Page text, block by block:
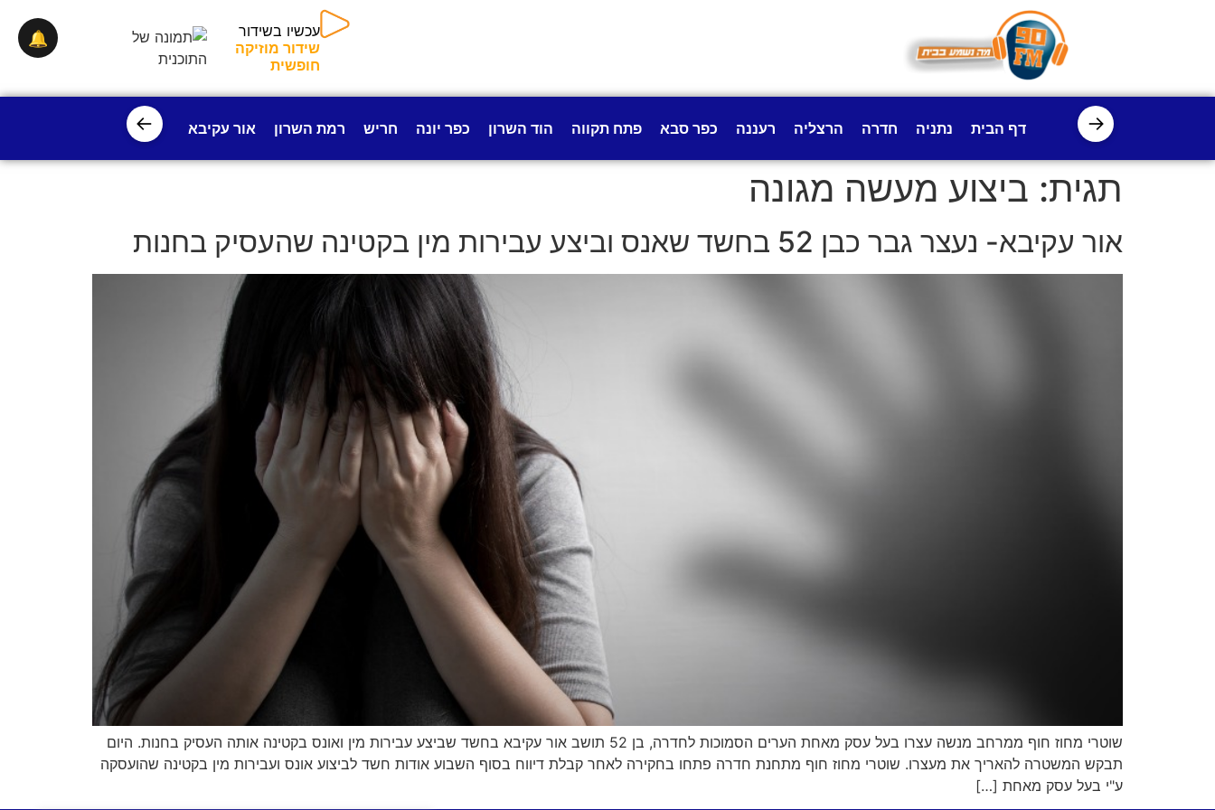
עכשיו בשידור
שידור מוזיקה
חופשית
→ דף הבית נתניה חדרה הרצליה רעננה כפר סבא פתח תקווה הוד השרון כפר יונה חריש רמת השרון אור עקיבא פרדס חנה
←
תגית: ביצוע מעשה מגונה
אור עקיבא- נעצר גבר כבן 52 בחשד שאנס וביצע עבירות מין בקטינה שהעסיק בחנות
שוטרי מחוז חוף ממרחב מנשה עצרו בעל עסק מאחת הערים הסמוכות לחדרה, בן 52 תושב אור עקיבא בחשד שביצע עבירות מין ואונס בקטינה אותה העסיק בחנות. היום
תבקש המשטרה להאריך את מעצרו. שוטרי מחוז חוף מתחנת חדרה פתחו בחקירה לאחר קבלת דיווח בסוף השבוע אודות חשד לביצוע אונס ועבירות מין בקטינה שהועסקה
ע"י בעל עסק מאחת […]
🔔